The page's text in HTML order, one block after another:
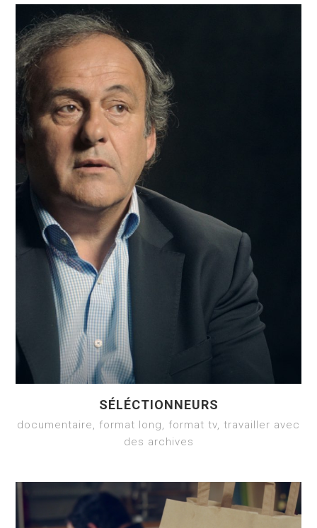
SÉLÉCTIONNEURS
documentaire, format long, format tv, travailler avec
des archives